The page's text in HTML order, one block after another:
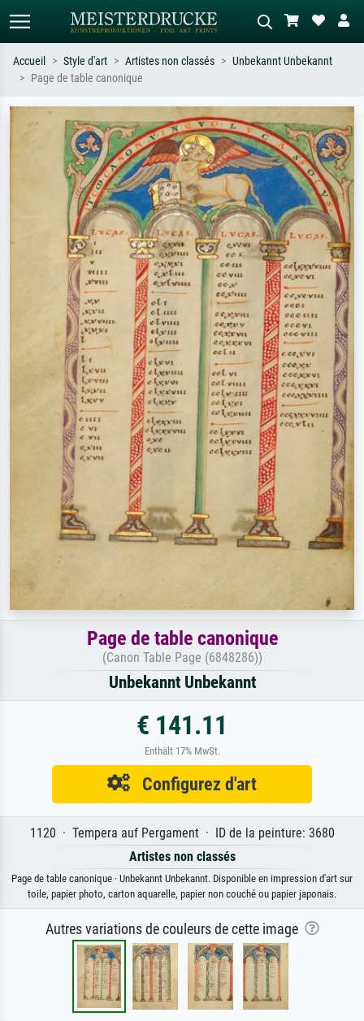
Recherchez par artiste, titre ou style –
ex. Monet, Nuit étoilée,
impressionnisme, vague de Hokusai,
nu.
Décrivez la scène – ex. prairie verte,
abstrait avec beaucoup de rouge,
tableau sombre, nu debout près d'un
arbre.
Accueil Style d'art Artistes non classés
Unbekannt Unbekannt
Page de table canonique
Page de table canonique
(Canon Table Page (6848286))
Unbekannt Unbekannt
€ 141.11
Enthält 17% MwSt.
Configurez d'art
1120 · Tempera auf Pergament · ID de la peinture: 3680
Artistes non classés
Page de table canonique · Unbekannt Unbekannt. Disponible en impression d'art sur
toile, papier photo, carton aquarelle, papier non couché ou papier japonais.
Autres variations de couleurs de cette image